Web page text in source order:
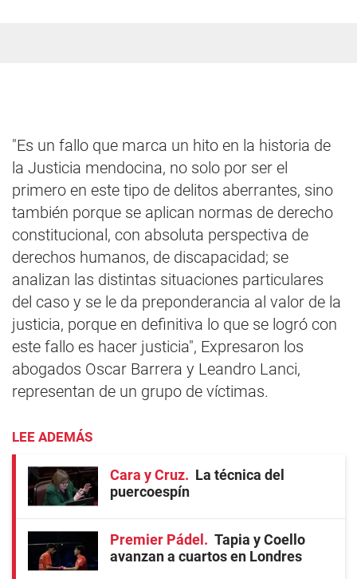
"Es un fallo que marca un hito en la historia de
la Justicia mendocina, no solo por ser el
primero en este tipo de delitos aberrantes, sino
también porque se aplican normas de derecho
constitucional, con absoluta perspectiva de
derechos humanos, de discapacidad; se
analizan las distintas situaciones particulares
del caso y se le da preponderancia al valor de la
justicia, porque en definitiva lo que se logró con
este fallo es hacer justicia", Expresaron los
abogados Oscar Barrera y Leandro Lanci,
representan de un grupo de víctimas.
LEE ADEMÁS
Cara y Cruz
La técnica del
puercoespín
Premier Pádel
Tapia y Coello
avanzan a cuartos en Londres